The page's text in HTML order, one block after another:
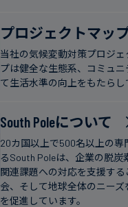
ス
テ
ナ
ブ
フ
ァ
イ
ナ
ン
デ
ィ
ニ
ー
ス
プロジェクトマッ
当社の気候変動対策プロジ
プは健全な生態系、コミュニ
て生活水準の向上をもたらし
South Poleについて
20カ国以上で500名以上の専
るSouth Poleは、企業の脱炭
関連課題への対応を支援す
会、そして地球全体のニー
を促進しています。